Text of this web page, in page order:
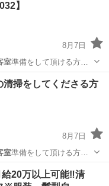
】
8月7日
室準備をして頂ける方を
スタッフ
清掃をしてくださる方
8月7日
室準備をして頂ける方を
泊施設
給20万以上可能‼︎清